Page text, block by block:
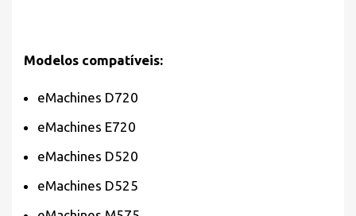
Modelos compatíveis:
eMachines D720
eMachines E720
eMachines D520
eMachines D525